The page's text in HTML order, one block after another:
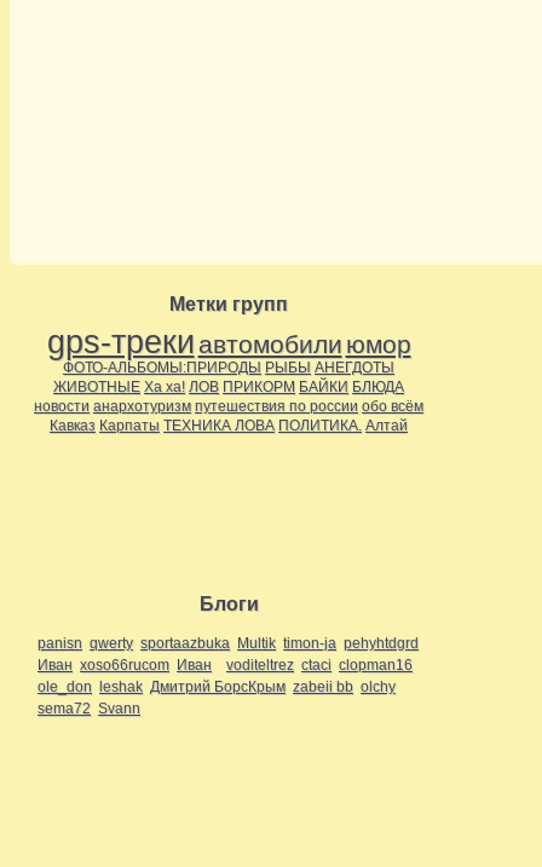
Метки групп
gps-треки автомобили юмор
ФОТО-АЛЬБОМЫ:ПРИРОДЫ РЫБЫ АНЕГДОТЫ
ЖИВОТНЫЕ Ха ха! ЛОВ ПРИКОРМ БАЙКИ БЛЮДА
новости анархотуризм путешествия по россии обо всём
Кавказ Карпаты ТЕХНИКА ЛОВА ПОЛИТИКА. Алтай
Блоги
panisn qwerty sportaazbuka Multik timon-ja pehyhtdgrd
Иван xoso66rucom Иван voditeltrez ctaci clopman16
ole_don leshak Дмитрий БорсКрым zabeii bb olchy
sema72 Svann